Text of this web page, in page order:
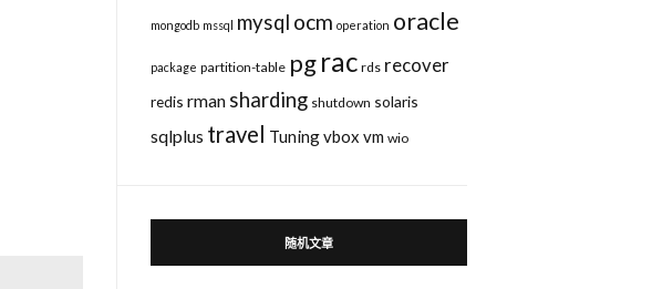
mongodb mssql mysql ocm operation oracle
package partition-table pgrac rds recover
redis rman sharding shutdown solaris
sqlplus travel Tuningvbox vm wio
随机文章